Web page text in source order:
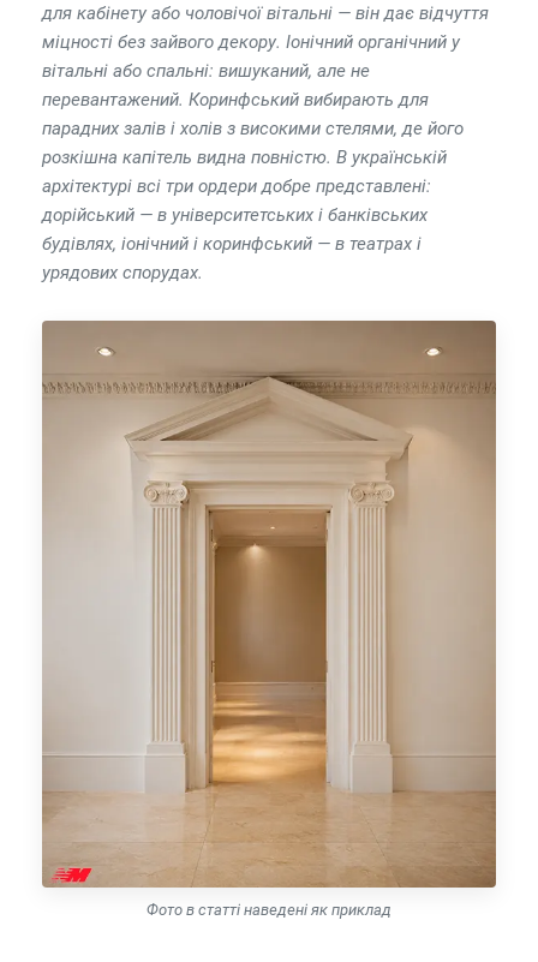
для кабінету або чоловічої вітальні — він дає відчуття
міцності без зайвого декору. Іонічний органічний у
вітальні або спальні: вишуканий, але не
перевантажений. Коринфський вибирають для
парадних залів і холів з високими стелями, де його
розкішна капітель видна повністю. В українській
архітектурі всі три ордери добре представлені:
дорійський — в університетських і банківських
будівлях, іонічний і коринфський — в театрах і
урядових спорудах.
Фото в статті наведені як приклад